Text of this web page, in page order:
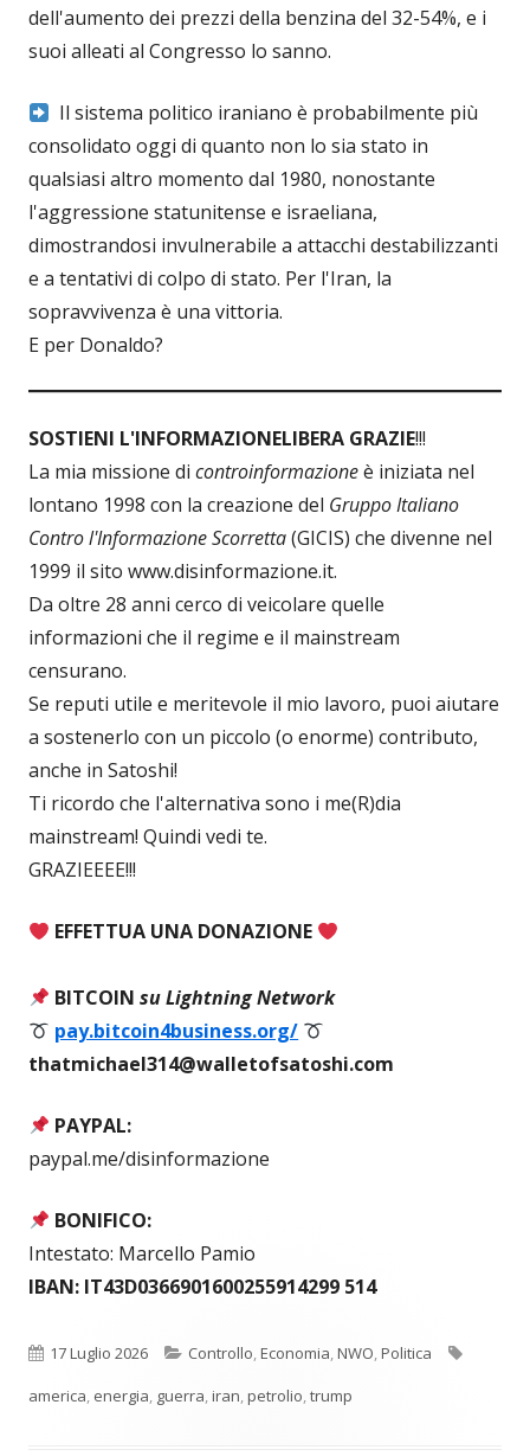
dell'aumento dei prezzi della benzina del 32-54%, e i
suoi alleati al Congresso lo sanno.
Il sistema politico iraniano è probabilmente più
consolidato oggi di quanto non lo sia stato in
qualsiasi altro momento dal 1980, nonostante
l'aggressione statunitense e israeliana,
dimostrandosi invulnerabile a attacchi destabilizzanti
e a tentativi di colpo di stato. Per l'Iran, la
sopravvivenza è una vittoria.
E per Donaldo?
SOSTIENI L'INFORMAZIONELIBERA GRAZIE!!!
La mia missione di controinformazioneè iniziata nel
lontano 1998 con la creazione del Gruppo Italiano
Contro l'Informazione Scorretta(GICIS) che divenne nel
1999 il sito www.disinformazione.it.
Da oltre 28 anni cerco di veicolare quelle
informazioni che il regime e il mainstream
censurano.
Se reputi utile e meritevole il mio lavoro, puoi aiutare
a sostenerlo con un piccolo (o enorme) contributo,
anche in Satoshi!
Ti ricordo che l'alternativa sono i me(R)dia
mainstream! Quindi vedi te.
GRAZIEEEE!!!
EFFETTUA UNA DONAZIONE
BITCOIN su Lightning Network
pay.bitcoin4business.org/
thatmichael314@walletofsatoshi.com
PAYPAL:
paypal.me/disinformazione
BONIFICO:
Intestato: Marcello Pamio
IBAN: IT43D0366901600255914299 514
Pubblicato
17 Luglio 2026 Categorie
Controllo,Economia,NWO,Politica
america, energia, guerra,iran,petrolio,trump